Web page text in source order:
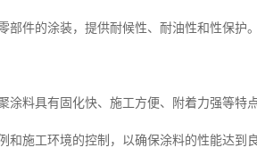
部件的涂装，提供耐候性、耐油性和性保
涂料具有固化快、施工方便、附着力强等
和施工环境的控制，以确保涂料的性能达到良